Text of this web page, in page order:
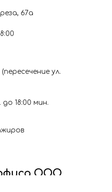
67а
ул.
18:00 мин.
ООО